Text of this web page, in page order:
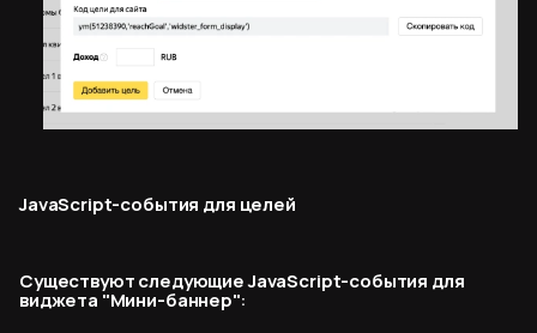
JavaScript-события для целей
Существуют следующие JavaScript-события для
виджета "Мини-баннер":